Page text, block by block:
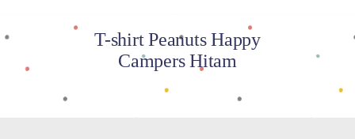
T-shirt Peanuts Happy
Campers Hitam